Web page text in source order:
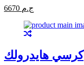
6670 ج.م
كرسي هايدرولك